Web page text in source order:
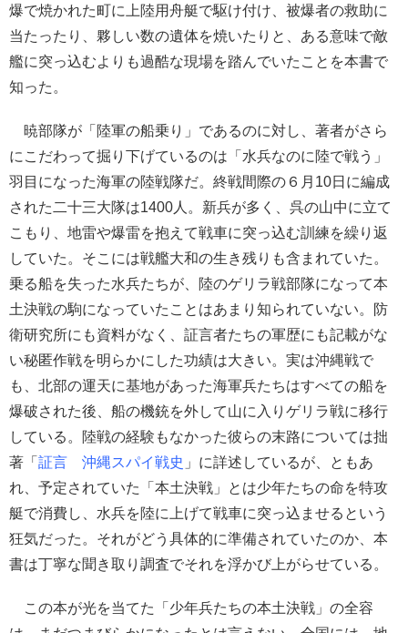
爆で焼かれた町に上陸用舟艇で駆け付け、被爆者の救助に
当たったり、夥しい数の遺体を焼いたりと、ある意味で敵
艦に突っ込むよりも過酷な現場を踏んでいたことを本書で
知った。
暁部隊が「陸軍の船乗り」であるのに対し、著者がさら
にこだわって掘り下げているのは「水兵なのに陸で戦う」
羽目になった海軍の陸戦隊だ。終戦間際の６月10日に編成
された二十三大隊は1400人。新兵が多く、呉の山中に立て
こもり、地雷や爆雷を抱えて戦車に突っ込む訓練を繰り返
していた。そこには戦艦大和の生き残りも含まれていた。
乗る船を失った水兵たちが、陸のゲリラ戦部隊になって本
土決戦の駒になっていたことはあまり知られていない。防
衛研究所にも資料がなく、証言者たちの軍歴にも記載がな
い秘匿作戦を明らかにした功績は大きい。実は沖縄戦で
も、北部の運天に基地があった海軍兵たちはすべての船を
爆破された後、船の機銃を外して山に入りゲリラ戦に移行
している。陸戦の経験もなかった彼らの末路については拙
著「 証言 沖縄スパイ戦史 」に詳述しているが、ともあ
れ、予定されていた「本土決戦」とは少年たちの命を特攻
艇で消費し、水兵を陸に上げて戦車に突っ込ませるという
狂気だった。それがどう具体的に準備されていたのか、本
書は丁寧な聞き取り調査でそれを浮かび上がらせている。
この本が光を当てた「少年兵たちの本土決戦」の全容